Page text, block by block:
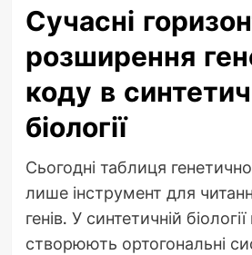
Сучасні
розширення
коду в
біології
Сьогодні таблиця
лише інструмент для
генів. У синтетичній біології
створюють ортогональні